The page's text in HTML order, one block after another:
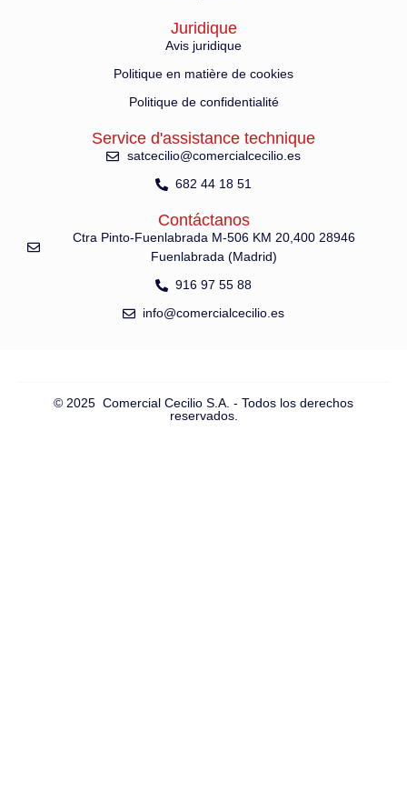
Juridique
Avis juridique
Politique en matière de cookies
Politique de confidentialité
Service d'assistance technique
satcecilio@comercialcecilio.es
682 44 18 51
Contáctanos
Ctra Pinto-Fuenlabrada M-506 KM 20,400 28946
Fuenlabrada (Madrid)
916 97 55 88
info@comercialcecilio.es
© 2025 Comercial Cecilio S.A. - Todos los derechos
reservados.